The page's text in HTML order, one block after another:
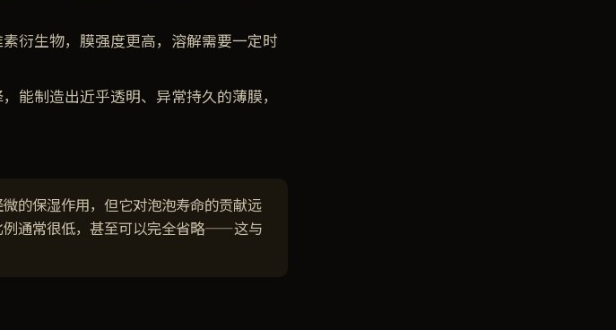
衍生物，膜强度更高，溶解需要一定时
能制造出近乎透明、异常持久的薄膜，
的保湿作用，但它对泡泡寿命的贡献远
例通常很低，甚至可以完全省略——这与